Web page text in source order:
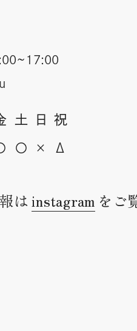
土 日 祝
〇 × Δ
は instagram をご